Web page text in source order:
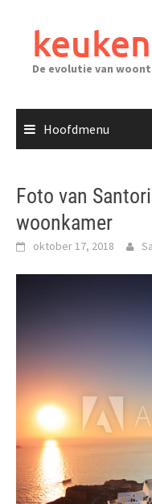
inhoudDe evolutie van
Hoofdmenu
Foto van
woonkamer
oktober 17, 2018